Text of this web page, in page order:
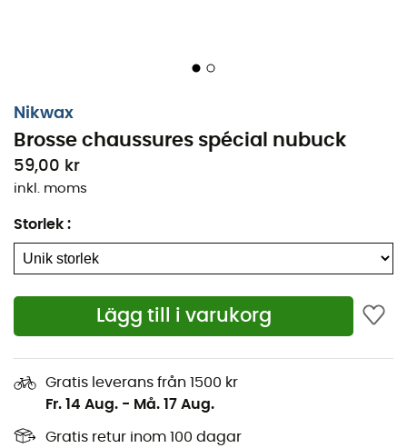
Nikwax
Brosse chaussures spécial nubuck
59,00 kr
inkl. moms
Storlek :
Lägg till i varukorg
Gratis leverans från 1500 kr
Fr. 14 Aug. - Må. 17 Aug.
Gratis retur inom 100 dagar
Med sina mjuka borst och sitt praktiska träskaft är
Egenskaper:
Rengör och underhåller dina skor i nubuck eller